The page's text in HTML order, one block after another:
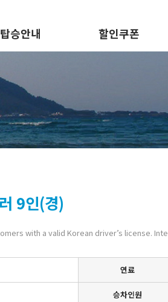
승안내 할인쿠폰
9인(경)
with a valid Korean driver’s license.
연료
승차인원